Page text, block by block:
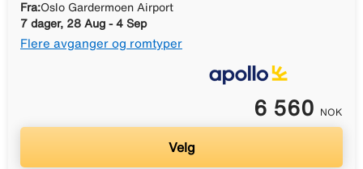
Fra:Oslo Gardermoen Airport
7 dager, 28 Aug - 4 Sep
Flere avganger og romtyper
6 560 NOK
Velg